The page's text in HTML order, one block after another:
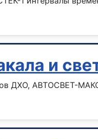
и
ДХО, АВТОСВЕТ-